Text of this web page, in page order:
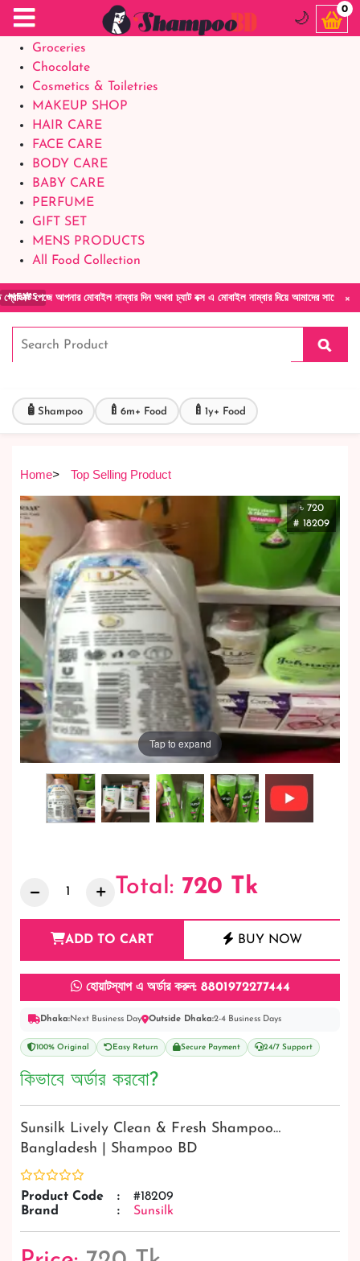
Food Supplements
Baby Foods
Groceries
Chocolate
Cosmetics & Toiletries
MAKEUP SHOP
HAIR CARE
FACE CARE
BODY CARE
BABY CARE
PERFUME
GIFT SET
MENS PRODUCTS
All Food Collection
×
NEWSমোবাইল নাম্বার দিন অথবা চ্যাট বক্স এ মোবাইল নাম্বার দিয়ে আমাদের সাথে সরাসরি কথা
🌙
0
🧴 Shampoo 🍼 6m+ Food 🍼 1y+ Food
Home> Top Selling Product
৳ 720
# 18209
Tap to expand
Total: 720 Tk
ADD TO CART BUY NOW
হোয়াটস্যাপ এ অর্ডার করুন: 8801972277444
Dhaka:Next Business Day Outside Dhaka:2-4 Business Days
100% Original Easy Return Secure Payment 24/7 Support
কিভাবে অর্ডার করবো?
Sunsilk Lively Clean & Fresh Shampoo…
Bangladesh | Shampoo BD
Product Code :
#18209
Brand
: Sunsilk